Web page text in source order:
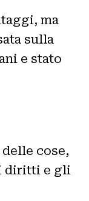
ma
sulla
e stato
cose,
diritti e gli